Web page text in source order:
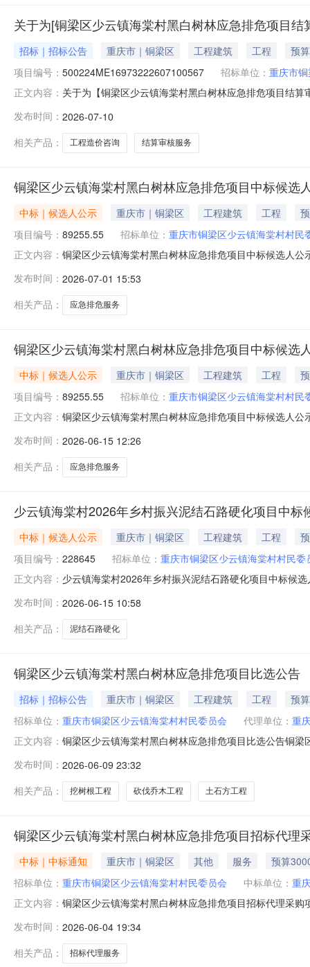
关于为[铜梁区少云镇海棠村黑白树林应急排危项目
招标｜招标公告 重庆市｜铜梁区 工程建筑 工程
预
项目编号： 500224ME16973222607100567 招标单位： 重庆市
正文内容： 关于为【铜梁区少云镇海棠村黑白树林应急排危项目结
梁区少云镇海棠村黑白树林应急排危项目结算审核采购
程造价咨询服务内容铜梁区少
发布时间： 2026-07-10
相关产品：
工程造价咨询 结算审核服务
铜梁区少云镇海棠村黑白树林应急排危项目中标候选
中标｜候选人公示 重庆市｜铜梁区 工程建筑 工程
项目编号： 89255.55 招标单位： 重庆市铜梁区少云镇海棠村村民
正文内容： 铜梁区少云镇海棠村黑白树林应急排危项目中标候选人
15826011193招标代理机构重庆铜曜工程项目管理有限
书编号第
发布时间： 2026-07-01 15:53
相关产品：
应急排危服务
铜梁区少云镇海棠村黑白树林应急排危项目中标候选
中标｜候选人公示 重庆市｜铜梁区 工程建筑 工程
项目编号： 89255.55 招标单位： 重庆市铜梁区少云镇海棠村村民
正文内容： 铜梁区少云镇海棠村黑白树林应急排危项目中标候选人
15826011193招标代理机构重庆铜曜工程项目管理有限
书编号第
发布时间： 2026-06-15 12:26
相关产品：
应急排危服务
少云镇海棠村2026年乡村振兴泥结石路硬化项目中标
中标｜候选人公示 重庆市｜铜梁区 工程建筑 工程
项目编号： 228645 招标单位： 重庆市铜梁区少云镇海棠村村民委
正文内容： 少云镇海棠村2026年乡村振兴泥结石路硬化项目中标候
标人联系电话15826011193招标代理机构重庆满亿工程
发布时间： 2026-06-15 10:58
相关产品：
泥结石路硬化
铜梁区少云镇海棠村黑白树林应急排危项目比选公告
招标｜招标公告 重庆市｜铜梁区 工程建筑 工程
预
招标单位： 重庆市铜梁区少云镇海棠村村民委员会 代理单位： 重
正文内容： 铜梁区少云镇海棠村黑白树林应急排危项目比选公告铜
云镇海棠村村民委员会。项目已具备比选条件，现对该
伐乔木等其他附属工程，具体以招标人
发布时间： 2026-06-09 23:32
相关产品：
挖树根工程 砍伐乔木工程 土石方工程
铜梁区少云镇海棠村黑白树林应急排危项目招标代理
中标｜中标通知 重庆市｜铜梁区 其他 服务
预算
招标单位： 重庆市铜梁区少云镇海棠村村民委员会 中标单位： 重
正文内容： 铜梁区少云镇海棠村黑白树林应急排危项目招标代理采
0409:00:00选取方式:直接选取中选机构名称:重庆铜曜工
发布时间： 2026-06-04 19:34
相关产品：
招标代理服务